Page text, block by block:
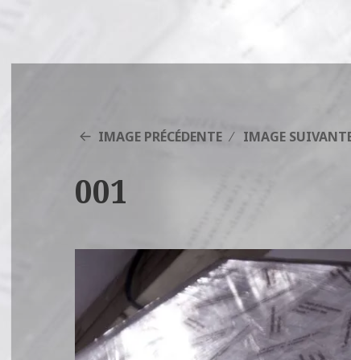
IMAGE PRÉCÉDENTE IMAGE
001